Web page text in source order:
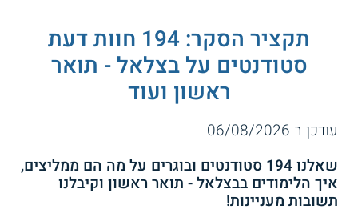
תקציר הסקר: 194 חוות דעת
סטודנטים על בצלאל - תואר
ראשון ועוד
עודכן ב 06/08/2026
שאלנו 194 סטודנטים ובוגרים על מה הם ממליצים,
איך הלימודים בבצלאל - תואר ראשון וקיבלנו
תשובות מעניינות!